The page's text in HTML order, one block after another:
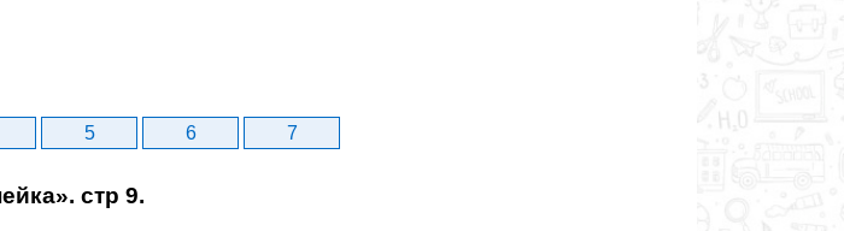
5 6 7
стр 9.